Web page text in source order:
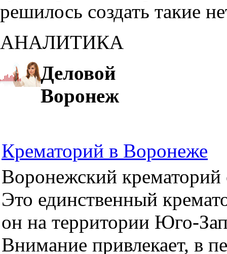
решилось создать такие
АНАЛИТИКА
Деловой
Воронеж
Крематорий в Воронеже
Воронежский крематорий
Это единственный
он на территории Юго-
Внимание привлекает, в